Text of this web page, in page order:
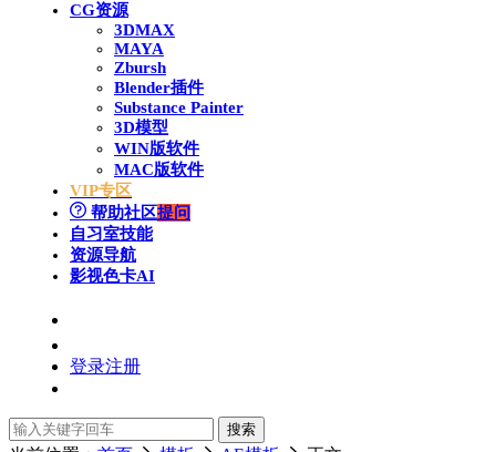
CG资源
3DMAX
MAYA
Zbursh
Blender插件
Substance Painter
3D模型
WIN版软件
MAC版软件
VIP专区
帮助社区提问
自习室技能
资源导航
影视色卡AI
登录注册
搜索